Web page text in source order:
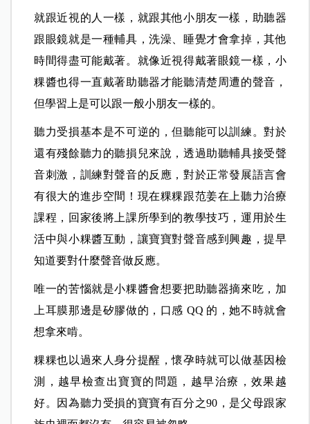
就跟近視的人一樣，就跟其他小朋友一樣，助聽器
跟眼鏡就是一種輔具，洗澡、睡覺才會拿掉，其他
時間得盡可能戴著。就像近視得戴著眼鏡一樣，小
粿醬也得一直戴著助聽器才能聽清楚周遭的聲音，
但學習上是可以跟一般小朋友一樣的。
聽力受損基本是不可逆的，但聽能可以訓練。對於
還有殘餘聽力的聽損兒來說，透過助聽輔具接受聲
音刺激，訓練對聲音的反應，對於正常發展語言會
有很大的進步空間！現在粿粿跟范姜在上聽力治療
課程，回家後將上課所學到的教學技巧，運用於生
活中與小粿醬互動，讓寶寶對聲音感到興趣，提早
知道要對什麼聲音做反應。
唯一的苦惱就是小粿醬會想要把助聽器摘來吃，加
上耳膜那邊是矽膠做的，口感 QQ 的，她不時就會
想拿來啃。
粿粿也以過來人身分提醒，懷孕時就可以做基因檢
測，越早檢查出寶寶的問題，越早治療，效果越
好。因為聽力受損的寶寶有百分之90，是父母跟家